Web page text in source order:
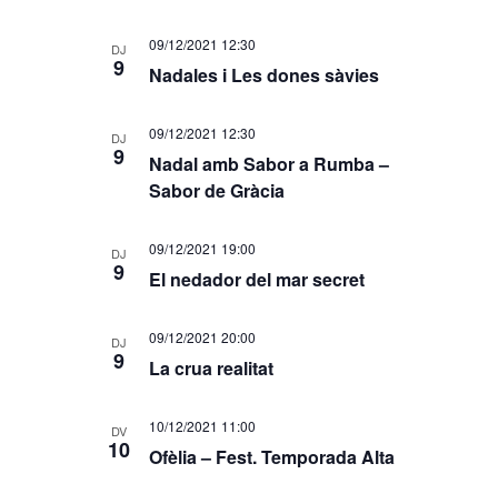
DJ
9 Nadales i Les dones sàvies
09/12/2021 12:30
DJ
9
Nadal amb Sabor a Rumba –
Sabor de Gràcia
09/12/2021 12:30
DJ
9 El nedador del mar secret
09/12/2021 19:00
DJ
9 La crua realitat
09/12/2021 20:00
DV
10 Ofèlia – Fest. Temporada Alta
10/12/2021 11:00